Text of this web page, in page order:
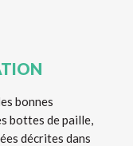
bonnes
bottes de paille,
décrites dans